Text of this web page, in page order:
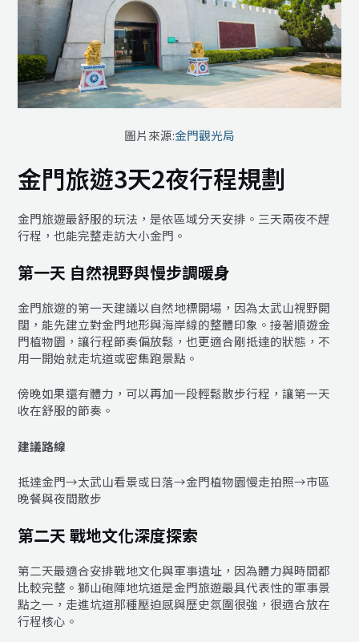
圖片來源:金門觀光局
金門旅遊3天2夜行程規劃
金門旅遊最舒服的玩法，是依區域分天安排。三天兩夜不趕
行程，也能完整走訪大小金門。
第一天 自然視野與慢步調暖身
金門旅遊的第一天建議以自然地標開場，因為太武山視野開
闊，能先建立對金門地形與海岸線的整體印象。接著順遊金
門植物園，讓行程節奏偏放鬆，也更適合剛抵達的狀態，不
用一開始就走坑道或密集跑景點。
傍晚如果還有體力，可以再加一段輕鬆散步行程，讓第一天
收在舒服的節奏。
建議路線
抵達金門→太武山看景或日落→金門植物園慢走拍照→市區
晚餐與夜間散步
第二天 戰地文化深度探索
第二天最適合安排戰地文化與軍事遺址，因為體力與時間都
比較完整。獅山砲陣地坑道是金門旅遊最具代表性的軍事景
點之一，走進坑道那種壓迫感與歷史氛圍很強，很適合放在
行程核心。